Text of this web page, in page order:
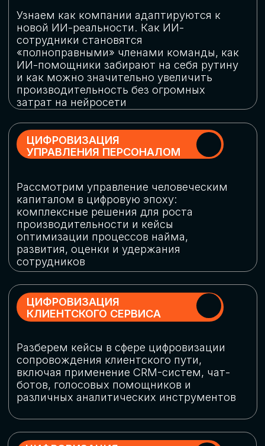
огромную статью затрат
ОБЛАЧНЫЕ ТЕХНОЛОГИИ
Подискутируем, какие облачные решения
существуют на рынке и почему
использование мультиоблачных моделей
не только снижает затраты, но и
«пересборки» бизнес-моделей
СКАЧАТЬ
ПРОГРАММУ
КОНФЕРЕНЦИИ
Оставьте заявку, мы направим вам
программу конференции
СКАЧАТЬ ПРОГРАММУ
СПИКЕРЫ
В конференции участвовали более 120 спикеров